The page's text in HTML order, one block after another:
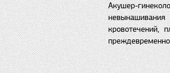
Акушер-
кровотечений,